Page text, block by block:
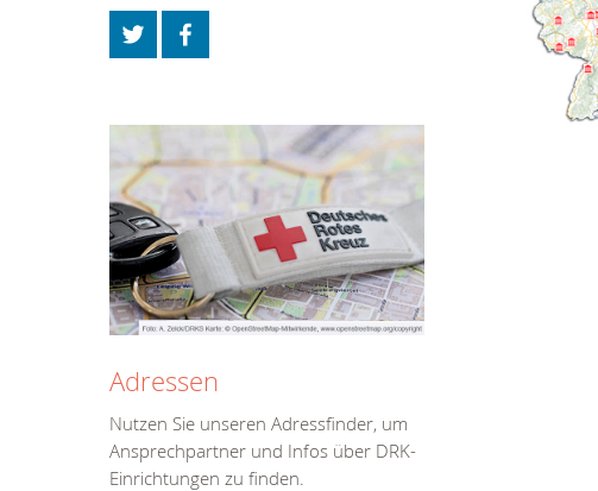
Adressen
Nutzen Sie unseren Adressfinder, um
Ansprechpartner und Infos über DRK-
Einrichtungen zu finden.